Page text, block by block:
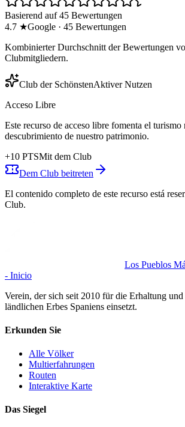
Basierend auf 45 Bewertungen
4.7 ★Google · 45 Bewertungen
Kombinierter Durchschnitt der Bewertungen
Clubmitgliedern.
Club der SchönstenAktiver Nutzen
Acceso Libre
Este recurso de acceso libre fomenta el
descubrimiento de nuestro patrimonio.
+10 PTSMit dem Club
Dem Club beitreten
El contenido completo de este recurso está
Club.
Los Pueblos
- Inicio
Verein, der sich seit 2010 für die Erhaltung
ländlichen Erbes Spaniens einsetzt.
Erkunden Sie
Alle Völker
Multierfahrungen
Routen
Interaktive Karte
Das Siegel